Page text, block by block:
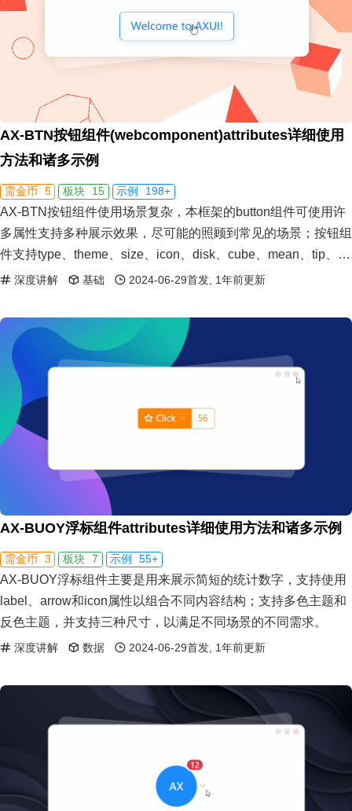
AX-BTN按钮组件(webcomponent)attributes详细使用
方法和诸多示例
需金币 5 板块 15 示例 198+
AX-BTN按钮组件使用场景复杂，本框架的button组件可使用许
多属性支持多种展示效果，尽可能的照顾到常见的场景；按钮组
件支持type、theme、size、icon、disk、cube、mean、tip、
badge等属性；考虑SEO要求，允许直接将按钮组件作为A链
数据、属性重置等。
深度讲解 基础 2024-06-29首发, 1年前更新
AX-BUOY浮标组件attributes详细使用方法和诸多示例
需金币 3 板块 7 示例 55+
AX-BUOY浮标组件主要是用来展示简短的统计数字，支持使用
label、arrow和icon属性以组合不同内容结构；支持多色主题和
反色主题，并支持三种尺寸，以满足不同场景的不同需求。
深度讲解 数据 2024-06-29首发, 1年前更新